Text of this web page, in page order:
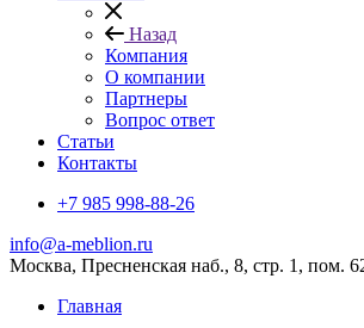
Назад
Компания
О компании
Партнеры
Вопрос ответ
Cтатьи
Контакты
+7 985 998-88-26
info@a-meblion.ru
Москва, Пресненская наб., 8, стр. 1, пом.
Главная